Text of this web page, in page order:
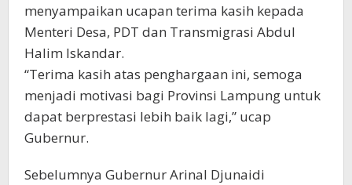
menyampaikan ucapan terima kasih kepada
Menteri Desa, PDT dan Transmigrasi Abdul
Halim Iskandar.
“Terima kasih atas penghargaan ini, semoga
menjadi motivasi bagi Provinsi Lampung untuk
dapat berprestasi lebih baik lagi,” ucap
Gubernur.
Sebelumnya Gubernur Arinal Djunaidi